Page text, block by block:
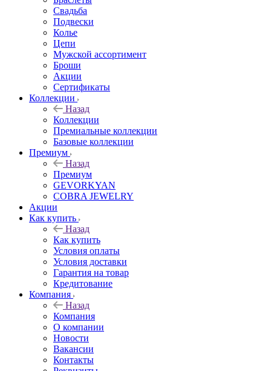
Свадьба
Подвески
Колье
Цепи
Мужской ассортимент
Броши
Акции
Сертификаты
Коллекции
Назад
Коллекции
Премиальные коллекции
Базовые коллекции
Премиум
Назад
Премиум
GEVORKYAN
COBRA JEWELRY
Акции
Как купить
Назад
Как купить
Условия оплаты
Условия доставки
Гарантия на товар
Кредитование
Компания
Назад
Компания
О компании
Новости
Вакансии
Контакты